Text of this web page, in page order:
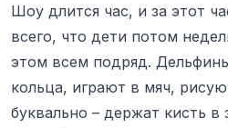
Шоу длится час, и за этот
всего, что дети потом
этом всем подряд.
кольца, играют в мяч,
буквально – держат кисть в